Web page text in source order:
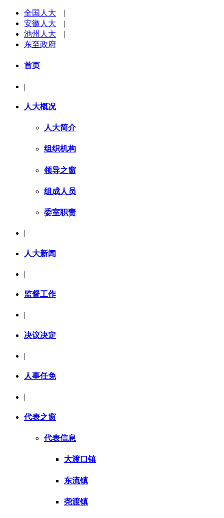
全国人大 |
安徽人大 |
池州人大 |
东至政府
首页
|
人大概况
人大简介
组织机构
领导之窗
组成人员
委室职责
|
人大新闻
|
监督工作
决议决定
|
人事任免
|
代表之窗
代表信息
大渡口镇
东流镇
尧渡镇